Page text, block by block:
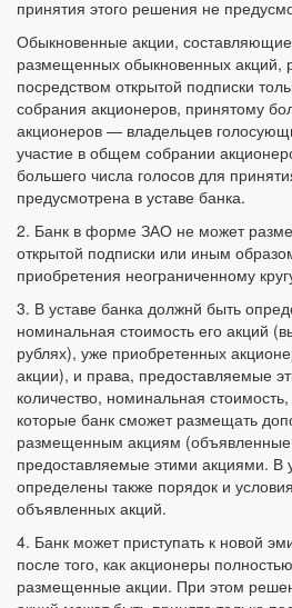
принятия этого решения не
Обыкновенные акции,
размещенных обыкновенных акций,
посредством открытой подписки
собрания акционеров, принятому
акционеров — владельцев
участие в общем собрании
большего числа голосов для
предусмотрена в уставе банка.
2. Банк в форме ЗАО не может
открытой подписки или иным
приобретения неограниченному
3. В уставе банка должнй быть
номинальная стоимость его акций
рублях), уже приобретенных
акции), и права, предоставляемые
количество, номинальная
которые банк сможет размещать
размещенным акциям (объявленные
предоставляемые этими акциями. В
определены также порядок и
объявленных акций.
4. Банк может приступать к новой
после того, как акционеры
размещенные акции. При этом